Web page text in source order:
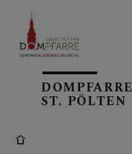
DOMPFARRE
ST. PÖLTEN